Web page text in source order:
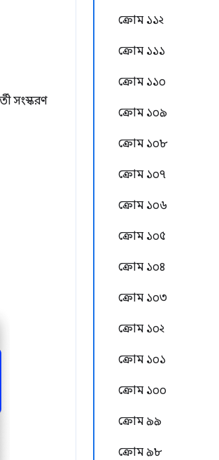
ক্রোম ১১২
ক্রোম ১১১
ক্রোম ১১০
ক্রোম ১০৯
ক্রোম ১০৮
ক্রোম ১০৭
ক্রোম ১০৬
ক্রোম ১০৫
ক্রোম ১০৪
ক্রোম ১০৩
ক্রোম ১০২
ক্রোম ১০১
ক্রোম ১০০
ক্রোম ৯৯
ক্রোম ৯৮
সংস্করণ